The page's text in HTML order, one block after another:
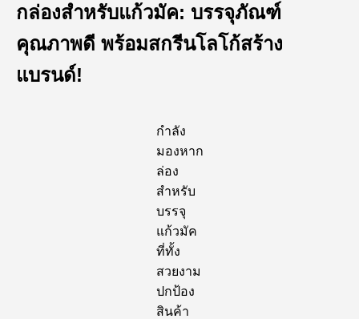
กล่องสำหรับแก้วมัค: บรรจุภัณฑ์
คุณภาพดี พร้อมสกรีนโลโก้สร้าง
แบรนด์!
กำลัง
มองหาก
ล่อง
สำหรับ
บรรจุ
แก้วมัค
ที่ทั้ง
สวยงาม
ปกป้อง
สินค้า